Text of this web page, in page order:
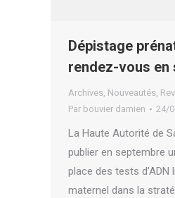
Dépistage
rendez-vous en
Archives, Nouveautés,
Par bouvier damien 24/
La Haute Autorité de
publier en septembre
place des tests
maternel dans la